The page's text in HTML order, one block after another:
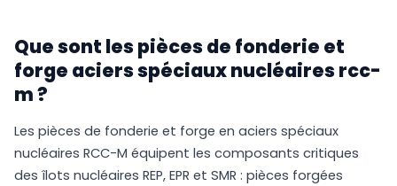
Que sont les pièces de fonderie et
forge aciers spéciaux nucléaires rcc-
m ?
Les pièces de fonderie et forge en aciers spéciaux
nucléaires RCC-M équipent les composants critiques
des îlots nucléaires REP, EPR et SMR : pièces forgées